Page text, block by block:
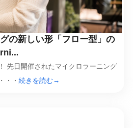
の新しい形「フロー型」の
先日開催されたマイクロラーニング
・・ 続きを読む→